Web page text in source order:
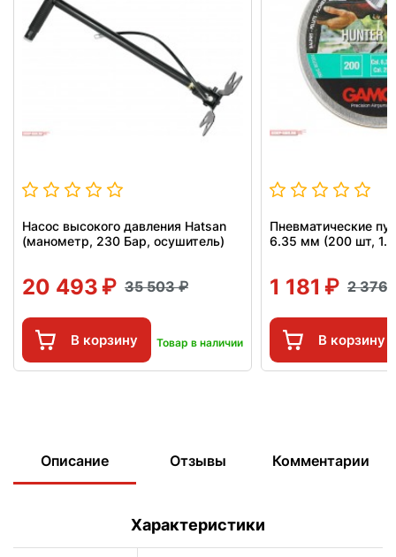
Насос высокого давления Hatsan
(манометр, 230 Бар, осушитель)
20 493 35 503
В корзину Товар в наличии
Пневматические
6.35 мм (200 шт, 1.4
1 181 2 376
В корзину
Описание Отзывы Комментарии
Характеристики